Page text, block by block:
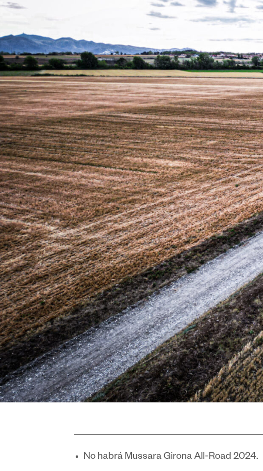
No habrá Mussara Girona All-Road 2024.